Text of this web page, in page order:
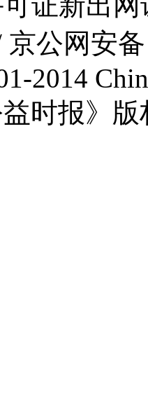
京公网安
2014
益时报》